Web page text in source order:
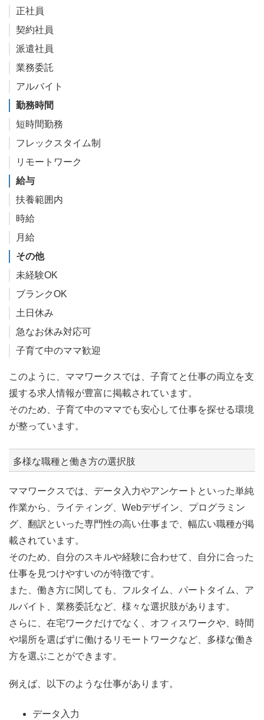
正社員
契約社員
派遣社員
業務委託
アルバイト
勤務時間
短時間勤務
フレックスタイム制
リモートワーク
給与
扶養範囲内
時給
月給
その他
未経験OK
ブランクOK
土日休み
急なお休み対応可
子育て中のママ歓迎
このように、ママワークスでは、子育てと仕事の両立を支
援する求人情報が豊富に掲載されています。
そのため、子育て中のママでも安心して仕事を探せる環境
が整っています。
多様な職種と働き方の選択肢
ママワークスでは、データ入力やアンケートといった単純
作業から、ライティング、Webデザイン、プログラミン
グ、翻訳といった専門性の高い仕事まで、幅広い職種が掲
載されています。
そのため、自分のスキルや経験に合わせて、自分に合った
仕事を見つけやすいのが特徴です。
また、働き方に関しても、フルタイム、パートタイム、ア
ルバイト、業務委託など、様々な選択肢があります。
さらに、在宅ワークだけでなく、オフィスワークや、時間
や場所を選ばずに働けるリモートワークなど、多様な働き
方を選ぶことができます。
例えば、以下のような仕事があります。
データ入力